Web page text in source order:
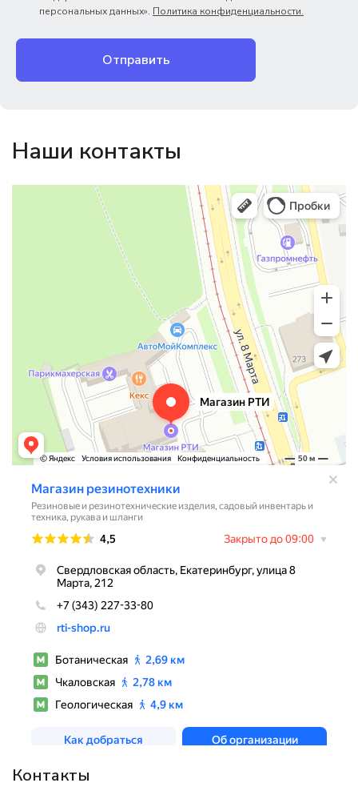
персональных данных». Политика конфиденциальности.
Отправить
Наши контакты
Магазин резинотехники
Резиновые и резинотехнические изделия в Екатеринбурге
Садовый инвентарь и техника в Екатеринбурге
Контакты